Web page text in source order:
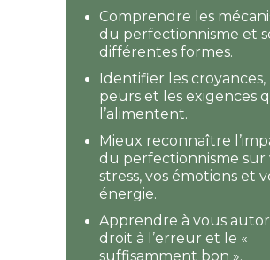
Comprendre les
du perfectionnisme et
différentes formes.
Identifier les croyances,
peurs et les exigences
l’alimentent.
Mieux reconnaître
du perfectionnisme sur
stress, vos émotions et
énergie.
Apprendre à vous
droit à l’erreur et le «
suffisamment bon ».